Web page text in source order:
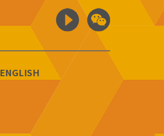
ENGLISH